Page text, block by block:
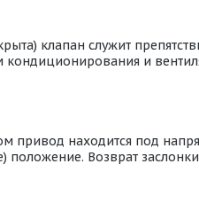
клапан служит
кондиционирования и
привод находится под
положение. Возврат